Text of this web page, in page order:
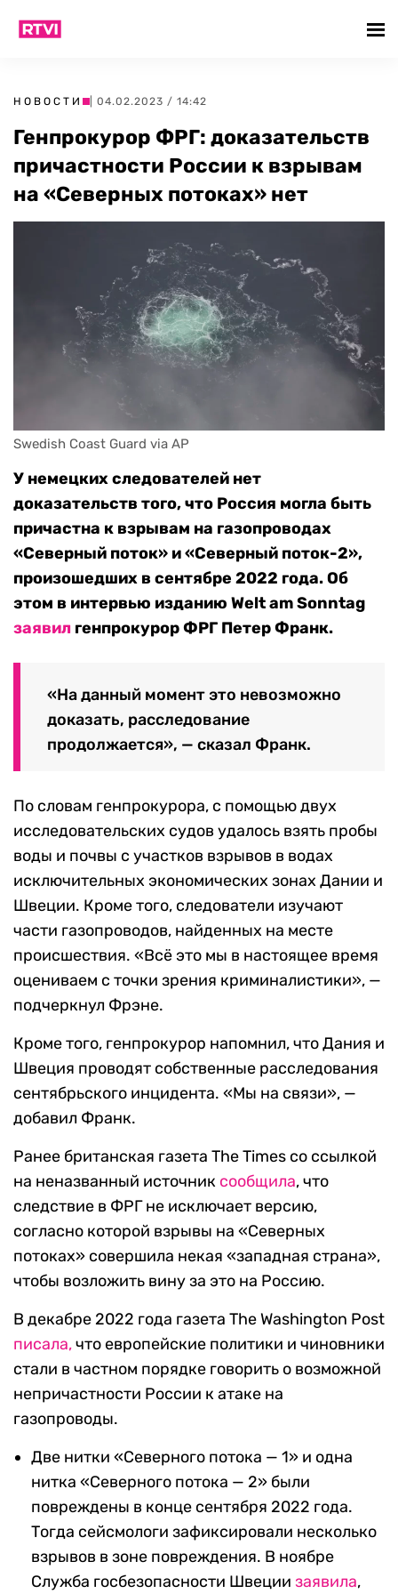
НОВОСТИ | 04.02.2023 / 14:42
Генпрокурор ФРГ: доказательств
причастности России к взрывам
на «Северных потоках» нет
Swedish Coast Guard via AP
У немецких следователей нет
доказательств того, что Россия могла быть
причастна к взрывам на газопроводах
«Северный поток» и «Северный поток-2»,
произошедших в сентябре 2022 года. Об
этом в интервью изданию Welt am Sonntag
заявил генпрокурор ФРГ Петер Франк.
«На данный момент это невозможно
доказать, расследование
продолжается», — сказал Франк.
По словам генпрокурора, с помощью двух
исследовательских судов удалось взять пробы
воды и почвы с участков взрывов в водах
исключительных экономических зонах Дании и
Швеции. Кроме того, следователи изучают
части газопроводов, найденных на месте
происшествия. «Всё это мы в настоящее время
оцениваем с точки зрения криминалистики», —
подчеркнул Фрэне.
Кроме того, генпрокурор напомнил, что Дания и
Швеция проводят собственные расследования
сентябрьского инцидента. «Мы на связи», —
добавил Франк.
Ранее британская газета The Times со ссылкой
на неназванный источник сообщила, что
следствие в ФРГ не исключает версию,
согласно которой взрывы на «Северных
потоках» совершила некая «западная страна»,
чтобы возложить вину за это на Россию.
В декабре 2022 года газета The Washington Post
писала,что европейские политики и чиновники
стали в частном порядке говорить о возможной
непричастности России к атаке на
газопроводы.
Две нитки «Северного потока — 1» и одна
нитка «Северного потока — 2» были
повреждены в конце сентября 2022 года.
Тогда сейсмологи зафиксировали несколько
взрывов в зоне повреждения. В ноябре
Служба госбезопасности Швеции заявила,